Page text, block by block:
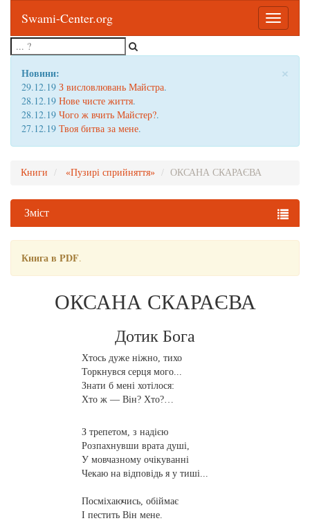
Toggle
Swami-Center.org
×
Новини:
29.12.19 З висловлювань Майстра.
28.12.19 Нове чисте життя.
28.12.19 Чого ж вчить Майстер?.
27.12.19 Твоя битва за мене.
Книги «Пузирі сприйняття» ОКСАНА СКАРАЄВА
Зміст
Книга в PDF.
ОКСАНА СКАРАЄВА
Дотик Бога
Хтось дуже ніжно, тихо
Торкнувся серця мого...
Знати б мені хотілося:
Хто ж — Він? Хто?…
З трепетом, з надією
Розпахнувши врата душі,
У мовчазному очікуванні
Чекаю на відповідь я у тиші...
Посміхаючись, обіймає
І пестить Він мене.